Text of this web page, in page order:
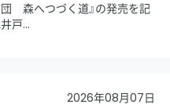
団 森へつづく道』の発売を記
戸
2026年08月07日